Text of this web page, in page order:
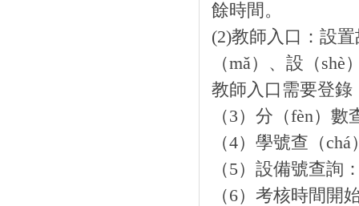
餘時間。
(2)教師入口：設
（mǎ）、設（shè
教師入口需要登錄
（3）分（fèn）
（4）學號查（
（5）設備號查詢
（6）考核時間開